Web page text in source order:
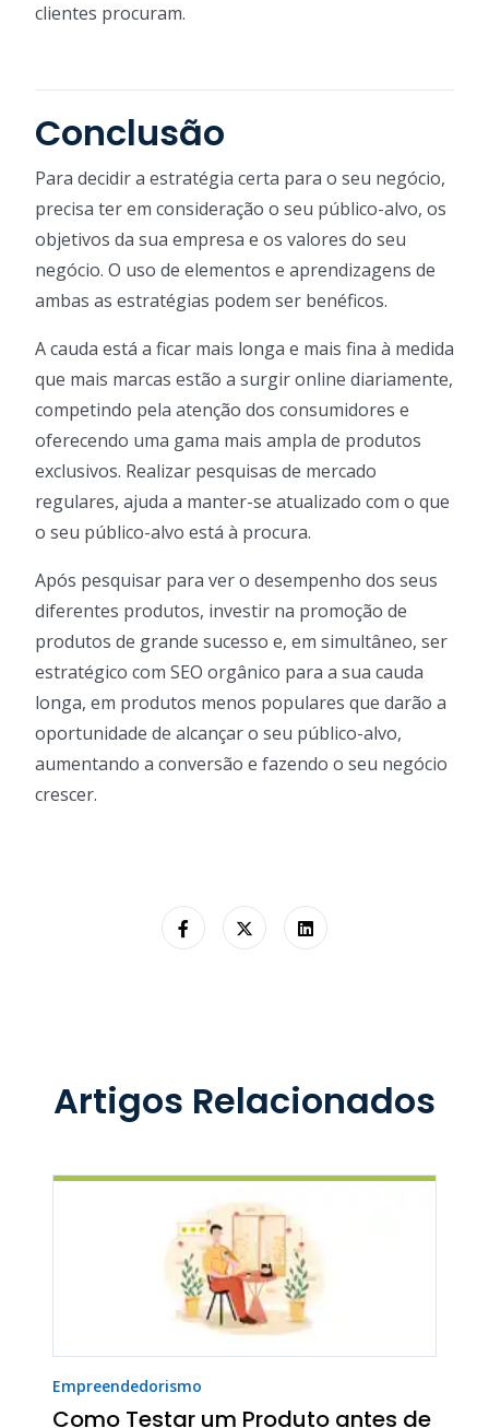
clientes procuram.
Conclusão
Para decidir a estratégia certa para o seu negócio,
precisa ter em consideração o seu público-alvo, os
objetivos da sua empresa e os valores do seu
negócio. O uso de elementos e aprendizagens de
ambas as estratégias podem ser benéficos.
A cauda está a ficar mais longa e mais fina à medida
que mais marcas estão a surgir online diariamente,
competindo pela atenção dos consumidores e
oferecendo uma gama mais ampla de produtos
exclusivos. Realizar pesquisas de mercado
regulares, ajuda a manter-se atualizado com o que
o seu público-alvo está à procura.
Após pesquisar para ver o desempenho dos seus
diferentes produtos, investir na promoção de
produtos de grande sucesso e, em simultâneo, ser
estratégico com SEO orgânico para a sua cauda
longa, em produtos menos populares que darão a
oportunidade de alcançar o seu público-alvo,
aumentando a conversão e fazendo o seu negócio
crescer.
Artigos Relacionados
Empreendedorismo
Como Testar um Produto antes de